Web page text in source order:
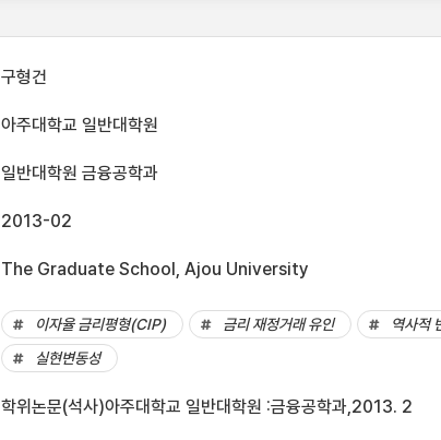
구형건
아주대학교 일반대학원
일반대학원 금융공학과
2013-02
The Graduate School, Ajou University
이자율 금리평형(CIP) 금리 재정거래 유인 역사적
실현변동성
학위논문(석사)아주대학교 일반대학원 :금융공학과,2013. 2